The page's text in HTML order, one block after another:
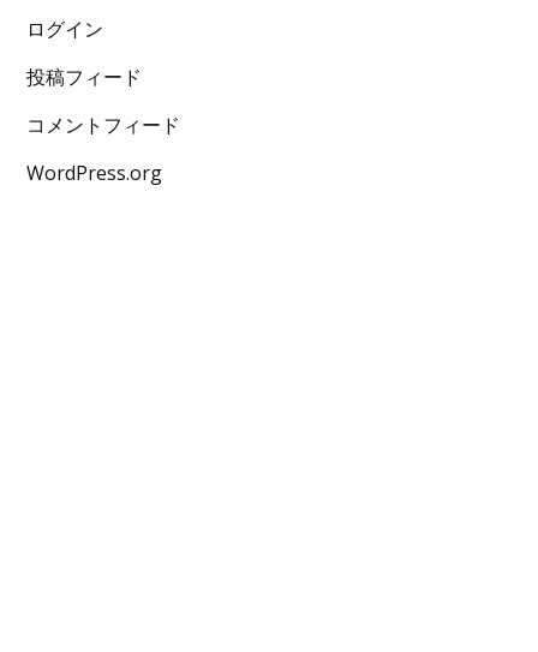
ログイン
投稿フィード
コメントフィード
WordPress.org